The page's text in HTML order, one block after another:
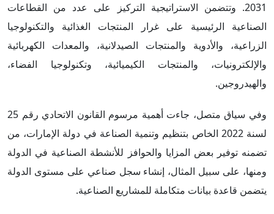
2031. وتتضمن الاستراتيجية التركيز على عدد من القطاعات
الصناعية الرئيسية على غرار المنتجات الغذائية والتكنولوجيا
الزراعية، والأدوية والمنتجات الصيدلانية، والمعدات الكهربائية
والإلكترونيات، والمنتجات الكيميائية، وتكنولوجيا الفضاء،
والهيدروجين.
وفي سياق متصل، جاءت أهمية مرسوم القانون الاتحادي رقم 25
لسنة 2022 الخاص بتنظيم وتنمية الصناعة في دولة الإمارات، من
تضمنه توفير بعض المزايا والحوافز للأنشطة الصناعية في الدولة
ومنها، على سبيل المثال، إنشاء سجل صناعي على مستوى الدولة
يتضمن قاعدة بيانات متكاملة للمشاريع الصناعية.